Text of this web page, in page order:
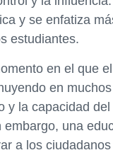
y se enfatiza
estudiantes.
en el que
en
la capacidad
una
a los